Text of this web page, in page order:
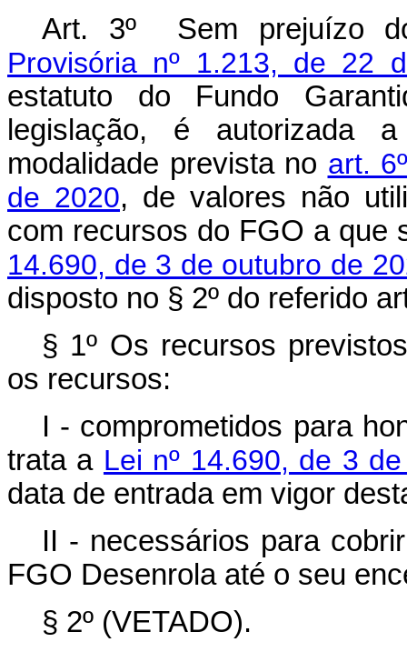
Art. 3ºSem prejuízo
Provisória nº 1.213, de 22
estatuto do Fundo
legislação, é autorizada
modalidade prevista no art.
de 2020, de valores não
com recursos do FGO a que
14.690, de 3 de outubro de
disposto no § 2º do referido
§ 1º Os recursos
os recursos:
I - comprometidos para
trata a Lei nº 14.690, de 3
data de entrada em vigor
II - necessários para
FGO Desenrola até o seu
§ 2º (VETADO).